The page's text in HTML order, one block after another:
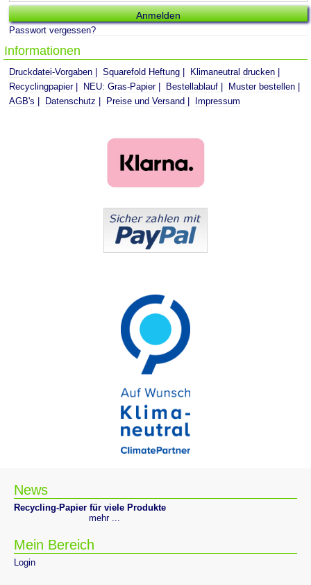
Passwort vergessen?
Informationen
Druckdatei-Vorgaben Squarefold Heftung
Klimaneutral drucken
Recyclingpapier
NEU: Gras-Papier Bestellablauf
Muster bestellen
AGB's
Datenschutz Preise und Versand Impressum
News
Recycling-Papier für viele Produkte
mehr ...
Mein Bereich
Login